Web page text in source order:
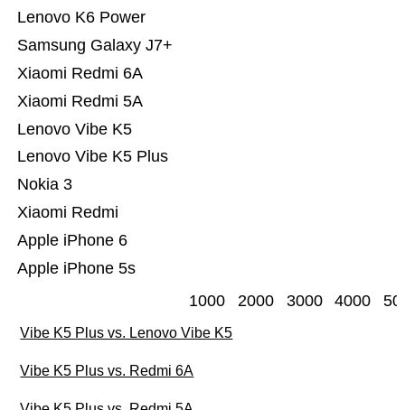
Apple iPhone 5s
Apple iPhone 6
Xiaomi Redmi
Nokia 3
Lenovo Vibe K5 Plus
Lenovo Vibe K5
Xiaomi Redmi 5A
Xiaomi Redmi 6A
Samsung Galaxy J7+
Lenovo K6 Power
1000 2000 3000 4000
Vibe K5 Plus vs. Lenovo Vibe K5
Vibe K5 Plus vs. Redmi 6A